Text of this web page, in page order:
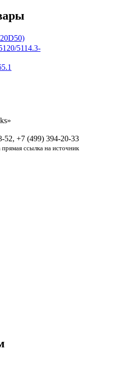
5114.3-
52, +7 (499) 394-20-33
ссылка на источник